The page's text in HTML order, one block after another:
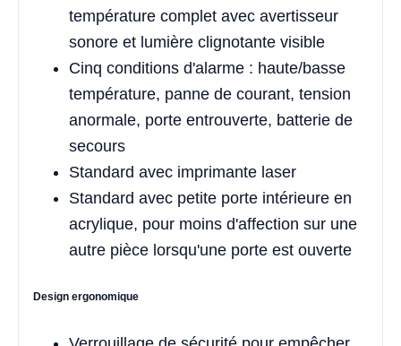
température complet avec avertisseur
sonore et lumière clignotante visible
Cinq conditions d'alarme : haute/basse
température, panne de courant, tension
anormale, porte entrouverte, batterie de
secours
Standard avec imprimante laser
Standard avec petite porte intérieure en
acrylique, pour moins d'affection sur une
autre pièce lorsqu'une porte est ouverte
Design ergonomique